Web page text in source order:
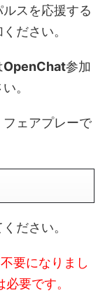
スを応援する
ださい。
OpenChat参加
。
ェアプレーで
ださい。
要になりまし
要です。